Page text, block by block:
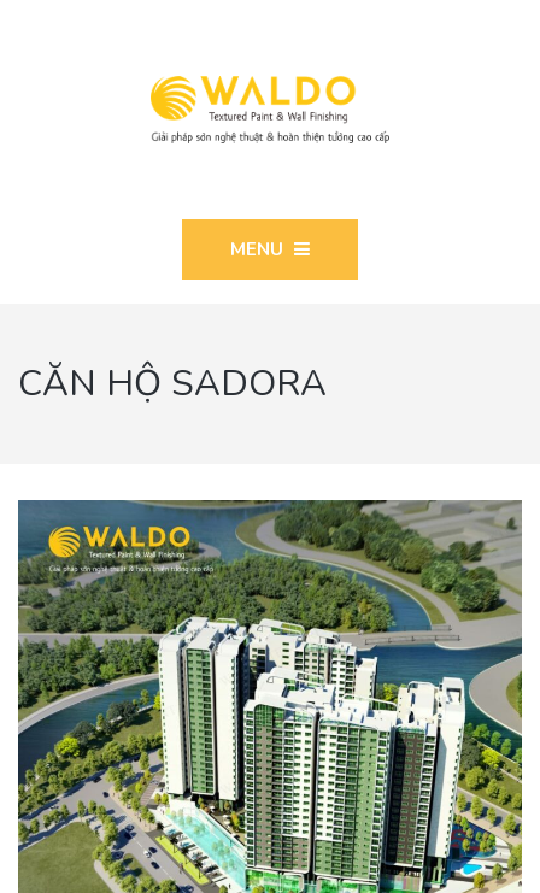
MENU
CĂN HỘ SADORA